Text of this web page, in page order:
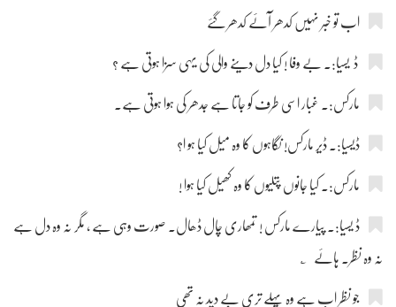
اب تو خبر نہیں کدھر آئے کدھر گئے
ڈ یسیا:۔ بے وفا ! کیا دل دینے والی کی یہی سزا ہوتی ہے ؟
مارکس:۔ غبار اسی طرف کو جاتا ہے جدھر کی ہوا ہوتی ہے۔
ڈیسیا:۔ ڈیر مارکس! نگاہوں کا وہ میل کیا ہو ا؟
مارکس:۔ کیا جانوں پتلیوں کا وہ کھیل کیا ہوا !
ڈ یسیا:۔ پیارے مارکس ! تمھاری چال ڈھال۔ صورت وہی ہے ، مگر نہ وہ دل ہے
نہ وہ نظر۔ ہائے ؂
جو نظر اب ہے وہ پہلے تری بے دید نہ تھی